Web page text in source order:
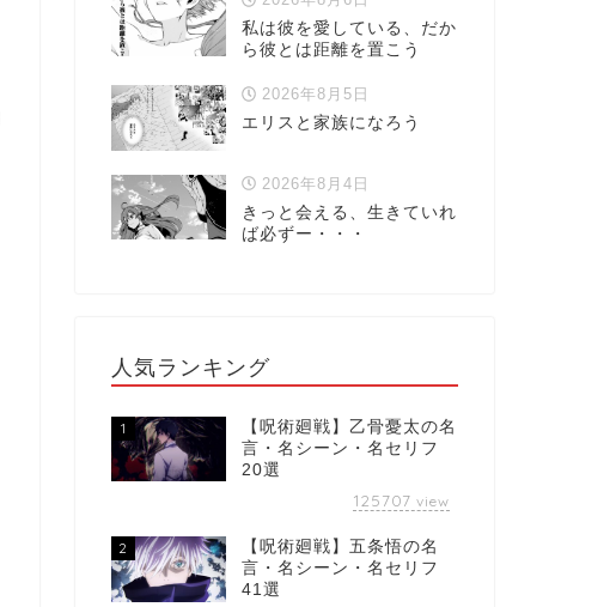
私は彼を愛している、だか
ら彼とは距離を置こう
2026年8月5日
エリスと家族になろう
2026年8月4日
きっと会える、生きていれ
ば必ずー・・・
人気ランキング
1
【呪術廻戦】乙骨憂太の名
言・名シーン・名セリフ
20選
125707 view
2
【呪術廻戦】五条悟の名
言・名シーン・名セリフ
41選